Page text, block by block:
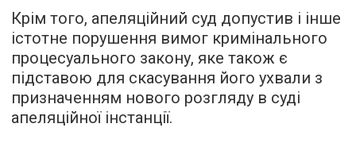
Крім того, апеляційний суд допустив і інше
істотне порушення вимог кримінального
процесуального закону, яке також є
підставою для скасування його ухвали з
призначенням нового розгляду в суді
апеляційної інстанції.